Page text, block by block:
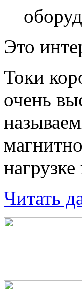
Это
Токи
очень
Читать